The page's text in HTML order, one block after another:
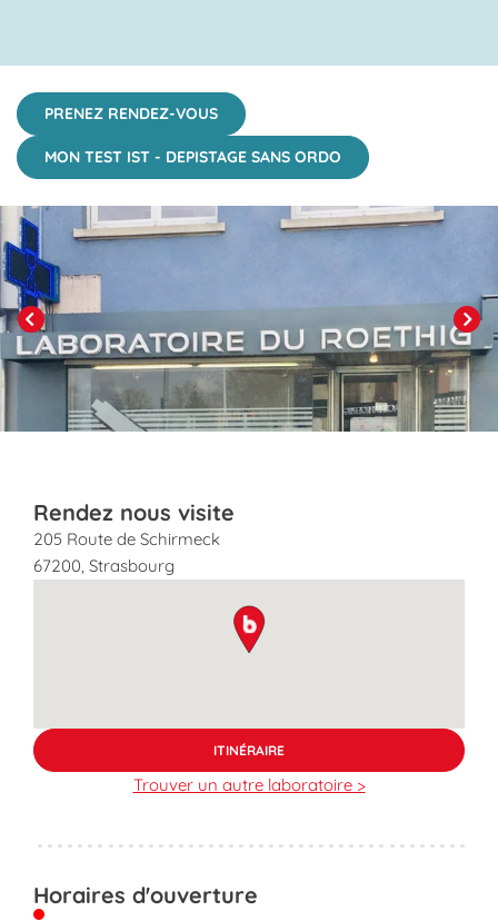
PRENEZ RENDEZ-VOUS
MON TEST IST - DEPISTAGE SANS ORDO
Previous
Next
Click to View in Slide Show
Rendez nous visite
205 Route de Schirmeck
67200, Strasbourg
map pin
ITINÉRAIRE
Trouver un autre laboratoire >
Horaires d'ouverture